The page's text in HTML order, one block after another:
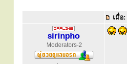
เมื่อ:
sirinpho
Moderators-2